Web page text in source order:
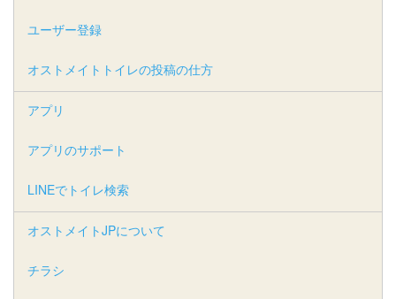
ユーザー登録
オストメイトトイレの投稿の仕方
アプリ
アプリのサポート
LINEでトイレ検索
オストメイトJPについて
チラシ